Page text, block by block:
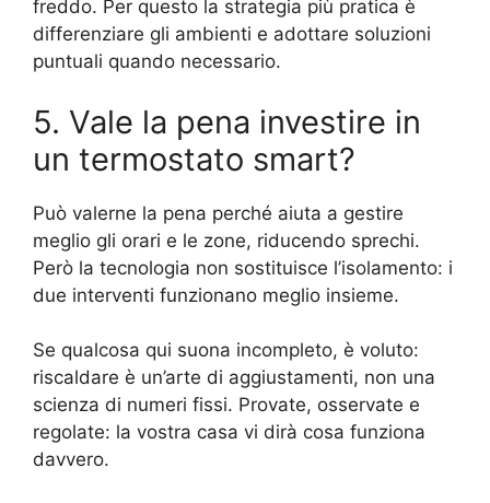
freddo. Per questo la strategia più pratica è
differenziare gli ambienti e adottare soluzioni
puntuali quando necessario.
5. Vale la pena investire in
un termostato smart?
Può valerne la pena perché aiuta a gestire
meglio gli orari e le zone, riducendo sprechi.
Però la tecnologia non sostituisce l’isolamento: i
due interventi funzionano meglio insieme.
Se qualcosa qui suona incompleto, è voluto:
riscaldare è un’arte di aggiustamenti, non una
scienza di numeri fissi. Provate, osservate e
regolate: la vostra casa vi dirà cosa funziona
davvero.